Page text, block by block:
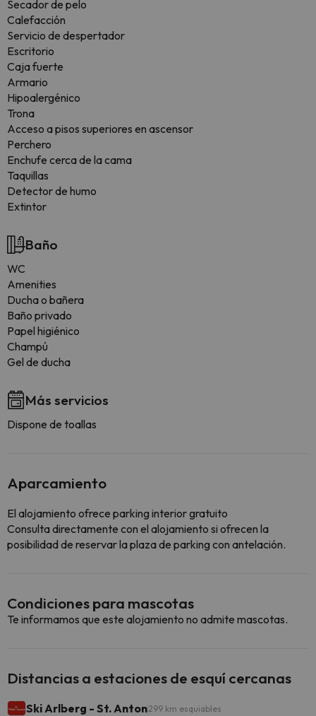
Secador de pelo
Calefacción
Servicio de despertador
Escritorio
Caja fuerte
Armario
Hipoalergénico
Trona
Acceso a pisos superiores en ascensor
Perchero
Enchufe cerca de la cama
Taquillas
Detector de humo
Extintor
Baño
WC
Amenities
Ducha o bañera
Baño privado
Papel higiénico
Champú
Gel de ducha
Más servicios
Dispone de toallas
Aparcamiento
El alojamiento ofrece parking interior gratuito
Consulta directamente con el alojamiento si ofrecen la
posibilidad de reservar la plaza de parking con antelación.
Condiciones para mascotas
Te informamos que este alojamiento no admite mascotas.
Distancias a estaciones de esquí cercanas
Ski Arlberg - St. Anton299 km esquiables